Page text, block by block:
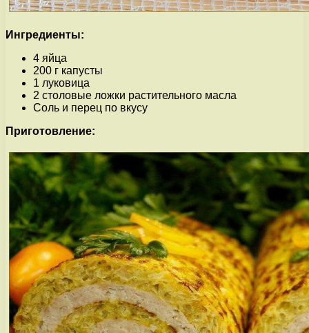
Ингредиенты:
4 яйца
200 г капусты
1 луковица
2 столовые ложки растительного масла
Соль и перец по вкусу
Приготовление: